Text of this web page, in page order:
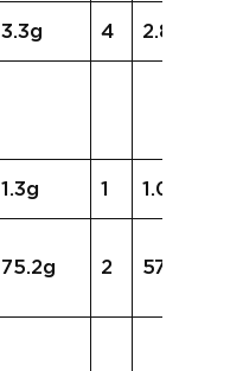
3.3g 4 2.8g
1.3g 1 1.0g
75.2g 2 57.0g